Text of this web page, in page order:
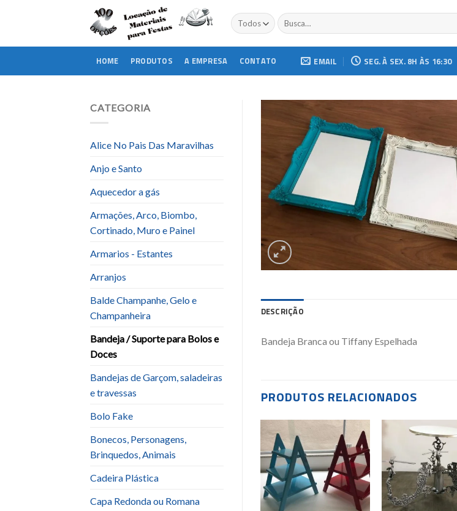
Buscar
por:
HOME PRODUTOS A EMPRESA CONTATO EMAIL SEG. À SEX. 8H ÀS 16:30
CATEGORIA
Alice No Pais Das Maravilhas
Anjo e Santo
Aquecedor a gás
Armações, Arco, Biombo,
Cortinado, Muro e Painel
Armarios - Estantes
Arranjos
Balde Champanhe, Gelo e
Champanheira
Bandeja / Suporte para Bolos e
Doces
Bandejas de Garçom, saladeiras
e travessas
Bolo Fake
Bonecos, Personagens,
Brinquedos, Animais
Cadeira Plástica
Capa Redonda ou Romana
DESCRIÇÃO
Bandeja Branca ou Tiffany Espelhada
PRODUTOS RELACIONADOS
Add to
wishlist
Add to
wishlist